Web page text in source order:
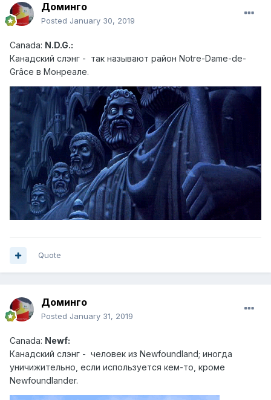
Доминго
Posted January 30, 2019
Canada: N.D.G.:
Канадский слэн г - так называют район Notre-Dame-de-
Grâce в Монреале.
Quote
Доминго
Posted January 31, 2019
Canada: Newf:
Канадский слэн г - человек из Newfoundland; иногда
уничижительно, если используется кем-то, кроме
Newfoundlander.